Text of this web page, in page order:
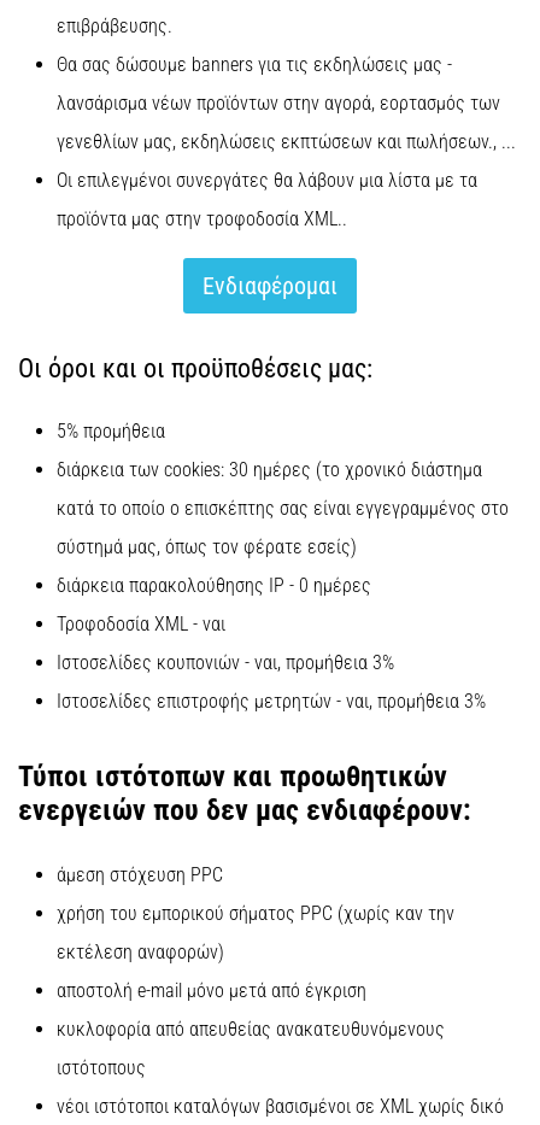
τρέξιμο;
Μία
συχνές
είναι
Εμφάνιση
όλων
άρθρων
επιβράβευσης.
Θα σας δώσουμε banners για τις εκδηλώσεις μας -
λανσάρισμα νέων προϊόντων στην αγορά, εορτασμός των
γενεθλίων μας, εκδηλώσεις εκπτώσεων και πωλήσεων., ...
Οι επιλεγμένοι συνεργάτες θα λάβουν μια λίστα με τα
προϊόντα μας στην τροφοδοσία XML..
Ενδιαφέρομαι
Οι όροι και οι προϋποθέσεις μας:
5% προμήθεια
διάρκεια των cookies: 30 ημέρες (το χρονικό διάστημα
κατά το οποίο ο επισκέπτης σας είναι εγγεγραμμένος στο
σύστημά μας, όπως τον φέρατε εσείς)
διάρκεια παρακολούθησης IP - 0 ημέρες
Τροφοδοσία XML - ναι
Ιστοσελίδες κουπονιών - ναι, προμήθεια 3%
Ιστοσελίδες επιστροφής μετρητών - ναι, προμήθεια 3%
Τύποι ιστότοπων και προωθητικών
ενεργειών που δεν μας ενδιαφέρουν:
άμεση στόχευση PPC
χρήση του εμπορικού σήματος PPC (χωρίς καν την
εκτέλεση αναφορών)
αποστολή e-mail μόνο μετά από έγκριση
κυκλοφορία από απευθείας ανακατευθυνόμενους
ιστότοπους
νέοι ιστότοποι καταλόγων βασισμένοι σε XML χωρίς δικό